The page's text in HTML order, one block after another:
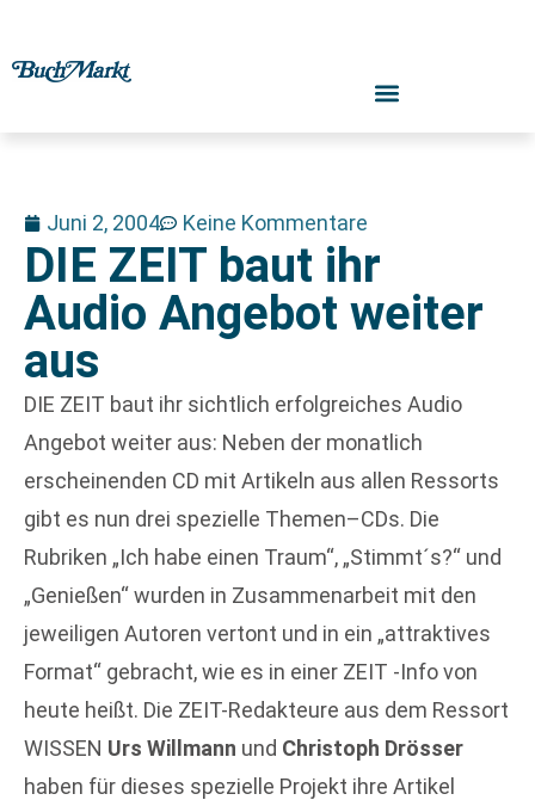
Juni 2, 2004 Keine Kommentare
DIE ZEIT baut ihr
Audio Angebot weiter
aus
DIE ZEIT baut ihr sichtlich erfolgreiches Audio
Angebot weiter aus: Neben der monatlich
erscheinenden CD mit Artikeln aus allen Ressorts
gibt es nun drei spezielle Themen–CDs. Die
Rubriken „Ich habe einen Traum“, „Stimmt´s?“ und
„Genießen“ wurden in Zusammenarbeit mit den
jeweiligen Autoren vertont und in ein „attraktives
Format“ gebracht, wie es in einer ZEIT -Info von
heute heißt. Die ZEIT-Redakteure aus dem Ressort
WISSEN Urs Willmann und Christoph Drösser
haben für dieses spezielle Projekt ihre Artikel